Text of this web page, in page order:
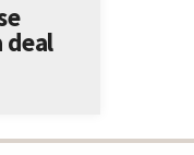
deal